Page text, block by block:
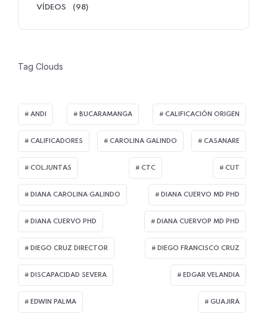
VÍDEOS (98)
Tag Clouds
ANDI BUCARAMANGA CALIFICACIÓN ORIGEN
CALIFICADORES CAROLINA GALINDO CASANARE
COLJUNTAS CTC CUT
DIANA CAROLINA GALINDO DIANA CUERVO MD PHD
DIANA CUERVO PHD DIANA CUERVOP MD PHD
DIEGO CRUZ DIRECTOR DIEGO FRANCISCO CRUZ
DISCAPACIDAD SEVERA EDGAR VELANDIA
EDWIN PALMA GUAJIRA